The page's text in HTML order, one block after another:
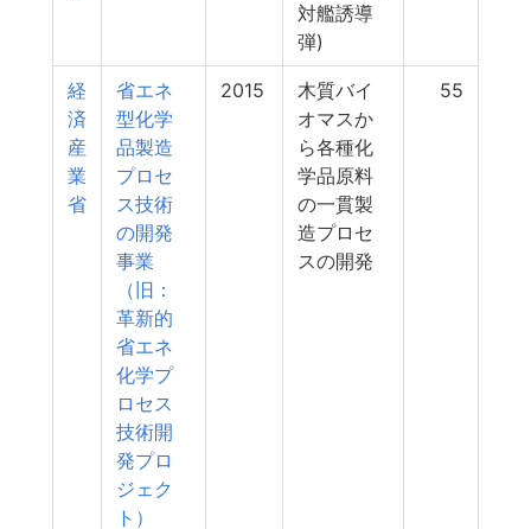
対艦誘導
弾)
経
済
産
業
省
省エネ
型化学
品製造
プロセ
ス技術
の開発
事業
（旧：
革新的
省エネ
化学プ
ロセス
技術開
発プロ
ジェク
ト）
2015
木質バイ
オマスか
ら各種化
学品原料
の一貫製
造プロセ
スの開発
55